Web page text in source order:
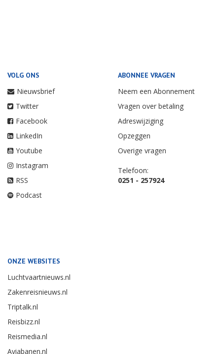
VOLG ONS
Nieuwsbrief
Twitter
Facebook
LinkedIn
Youtube
Instagram
RSS
Podcast
ABONNEE VRAGEN
Neem een Abonnement
Vragen over betaling
Adreswijziging
Opzeggen
Overige vragen
Telefoon:
0251 - 257924
ONZE WEBSITES
Luchtvaartnieuws.nl
Zakenreisnieuws.nl
Triptalk.nl
Reisbizz.nl
Reismedia.nl
Aviabanen.nl